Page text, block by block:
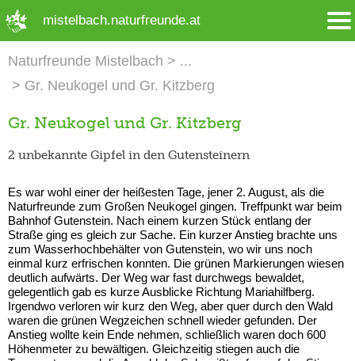
mistelbach.naturfreunde.at
Naturfreunde Mistelbach
Gr. Neukogel und Gr. Kitzberg
Gr. Neukogel und Gr. Kitzberg
2 unbekannte Gipfel in den Gutensteinern
Es war wohl einer der heißesten Tage, jener 2. August, als die
Naturfreunde zum Großen Neukogel gingen. Treffpunkt war beim
Bahnhof Gutenstein. Nach einem kurzen Stück entlang der
Straße ging es gleich zur Sache. Ein kurzer Anstieg brachte uns
zum Wasserhochbehälter von Gutenstein, wo wir uns noch
einmal kurz erfrischen konnten. Die grünen Markierungen wiesen
deutlich aufwärts. Der Weg war fast durchwegs bewaldet,
gelegentlich gab es kurze Ausblicke Richtung Mariahilfberg.
Irgendwo verloren wir kurz den Weg, aber quer durch den Wald
waren die grünen Wegzeichen schnell wieder gefunden. Der
Anstieg wollte kein Ende nehmen, schließlich waren doch 600
Höhenmeter zu bewältigen. Gleichzeitig stiegen auch die